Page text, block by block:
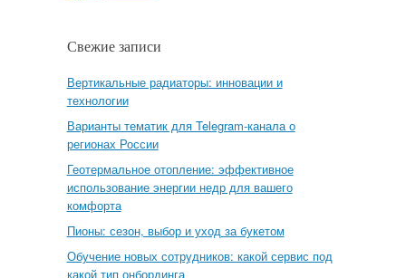
Свежие записи
Вертикальные радиаторы: инновации и
технологии
Варианты тематик для Telegram-канала о
регионах России
Геотермальное отопление: эффективное
использование энергии недр для вашего
комфорта
Пионы: сезон, выбор и уход за букетом
Обучение новых сотрудников: какой сервис под
какой тип онбординга